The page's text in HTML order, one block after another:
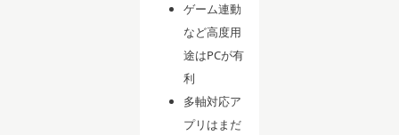
ゲーム連動
など高度用
途はPCが有
利
多軸対応ア
プリはまだ